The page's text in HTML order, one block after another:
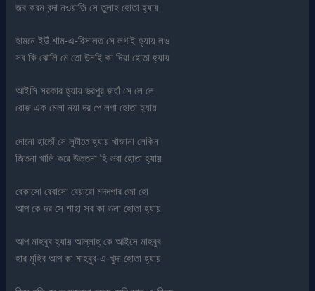
জব করম বন্দা নওয়াজি সে তুলাহ হোতা হ্যায়
হামনে ইউঁ শাম-এ-রিসালত সে লগাই হ্যায় লও
সব কি ঝোলি মে তো উনহি কা দিয়া হোতা হ্যায়
আইসি সরকার হ্যায় ভরপুর জহাঁ সে লে লে
রোজ এক মেলা নয়া দর পে লগা হোতা হ্যায়
দোনো হাতোঁ সে লুটাতে হ্যায় খাজানা লেকিন
জিতনা খালি করে উত্তনা হি ভরা হোতা হ্যায়
বেকাসো বেবাসো বেয়ারো মদদগার জো হো
আপ কে দর সে শাহা সব কা ভলা হোতা হ্যায়
আপ মাহবুব হ্যায় আল্লাহ্‌ কে আইসে মাহবুব
হার মুহিব আপ কা মাহবুব-এ-খুদা হোতা হ্যায়